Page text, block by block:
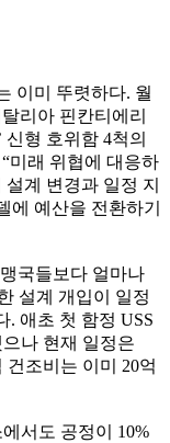
이미 뚜렷하다. 월
리아 핀칸티에리
신형 호위함 4척의
미래 위협에 대응하
계 변경과 일정 지
에 예산을 전환하기
국들보다 얼마나
설계 개입이 일정
. 애초 첫 함정 USS
나 현재 일정은
건조비는 이미 20억
서도 공정이 10%